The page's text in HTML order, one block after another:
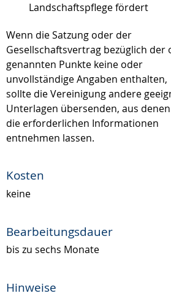
Landschaftspflege fördert
Wenn die Satzung oder der
Gesellschaftsvertrag bezüglich der
genannten Punkte keine oder
unvollständige Angaben enthalten,
sollte die Vereinigung andere
Unterlagen übersenden, aus
die erforderlichen Informationen
entnehmen lassen.
Kosten
keine
Bearbeitungsdauer
bis zu sechs Monate
Hinweise